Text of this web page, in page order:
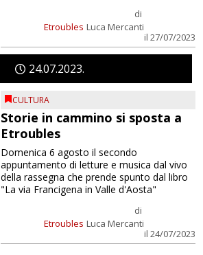
Etroubles
di
Luca Mercanti
il 27/07/2023
2407 2023
CULTURA
Storie in cammino si sposta a
Etroubles
Etroubles
di
Luca Mercanti
il 24/07/2023
Domenica 6 agosto il secondo
appuntamento di letture e musica dal vivo
della rassegna che prende spunto dal libro
"La via Francigena in Valle d'Aosta"